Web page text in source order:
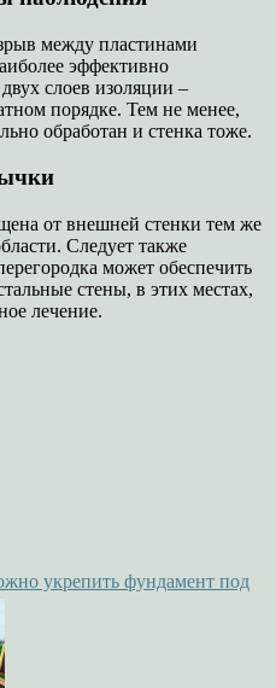
между пластинами
эффективно
слоев изоляции –
порядке. Тем не менее,
обработан и стенка тоже.
от внешней стенки тем же
Следует также
может обеспечить
стены, в этих местах,
лечение.
укрепить фундамент под